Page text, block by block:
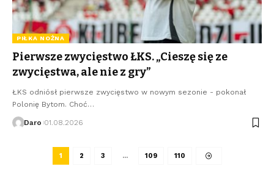
PIŁKA NOŻNA
Pierwsze zwycięstwo ŁKS. „Cieszę się ze
zwycięstwa, ale nie z gry”
ŁKS odniósł pierwsze zwycięstwo w nowym sezonie - pokonał
Polonię Bytom. Choć…
Daro 01.08.2026
1 2 3 … 109 110